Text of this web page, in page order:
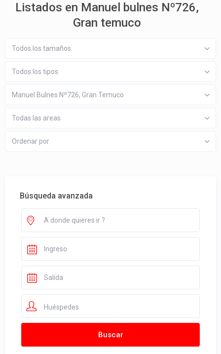
Listados en Manuel bulnes Nº726,
Gran temuco
Todos los tamaños
Todos los tipos
Manuel Bulnes Nº726, Gran Temuco
Todas las areas
Ordenar por
Búsqueda avanzada
Huéspedes